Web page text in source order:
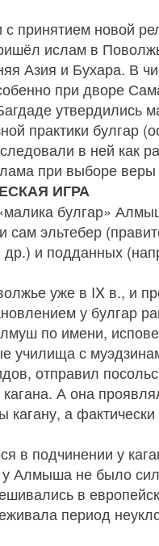
принятием новой
ислам в
Азия и Бухара. В
при дворе
практики булгар
в ней как
при выборе
ИГРА
булгар»
сам эльтебер
и подданных
уже в IX в., и
у булгар
по имени,
училища с
отправил
кагана. А она
а
в подчинении у
у Алмыша не было
в
период